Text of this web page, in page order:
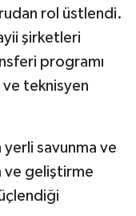
rol üstlendi.
şirketleri
programı
ve teknisyen
yerli savunma ve
ve geliştirme